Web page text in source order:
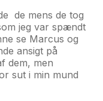
de mens de tog
jeg var spændt
se Marcus og
ansigt på
dem, men
sut i min mund